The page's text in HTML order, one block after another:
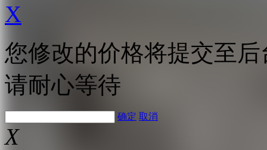
X
您修改的价格将提交至
请耐心等待
确定 取消
X